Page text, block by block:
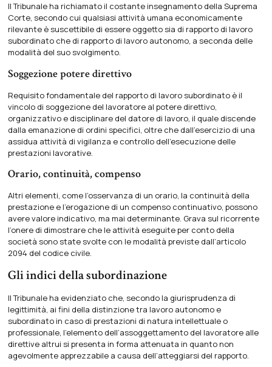
Il Tribunale ha richiamato il costante insegnamento della Suprema
Corte, secondo cui qualsiasi attività umana economicamente
rilevante è suscettibile di essere oggetto sia di rapporto di lavoro
subordinato che di rapporto di lavoro autonomo, a seconda delle
modalità del suo svolgimento.
Soggezione potere direttivo
Requisito fondamentale del rapporto di lavoro subordinato è il
vincolo di soggezione del lavoratore al potere direttivo,
organizzativo e disciplinare del datore di lavoro, il quale discende
dalla emanazione di ordini specifici, oltre che dall’esercizio di una
assidua attività di vigilanza e controllo dell’esecuzione delle
prestazioni lavorative.
Orario, continuità, compenso
Altri elementi, come l’osservanza di un orario, la continuità della
prestazione e l’erogazione di un compenso continuativo, possono
avere valore indicativo, ma mai determinante. Grava sul ricorrente
l’onere di dimostrare che le attività eseguite per conto della
società sono state svolte con le modalità previste dall’articolo
2094 del codice civile.
Gli indici della subordinazione
Il Tribunale ha evidenziato che, secondo la giurisprudenza di
legittimità, ai fini della distinzione tra lavoro autonomo e
subordinato in caso di prestazioni di natura intellettuale o
professionale, l’elemento dell’assoggettamento del lavoratore alle
direttive altrui si presenta in forma attenuata in quanto non
agevolmente apprezzabile a causa dell’atteggiarsi del rapporto.